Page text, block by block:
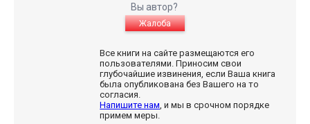
Вы автор?
Жалоба
Все книги на сайте размещаются его
пользователями. Приносим свои
глубочайшие извинения, если Ваша книга
была опубликована без Вашего на то
согласия.
Напишите нам , и мы в срочном порядке
примем меры.